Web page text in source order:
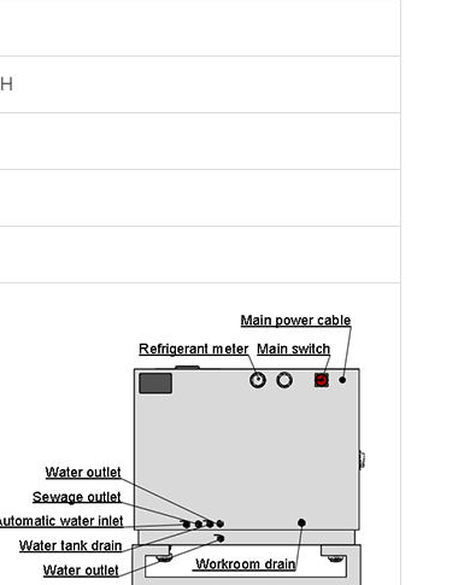
kammer mit negativer
Luft feuchtigkeit Labor
Test kammer
Höhen-Kammer
kammer
kammer
kammer